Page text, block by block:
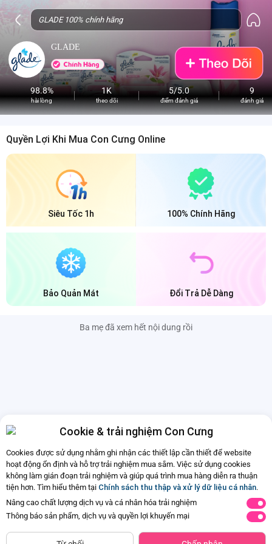
GLADE
98.8%
hài lòng
1K
theo dõi
5/5.0
điểm đánh giá
9
đánh giá
Quyền Lợi Khi Mua Con Cưng Online
Siêu Tốc 1h 100% Chính Hãng
Bảo Quản Mát Đổi Trả Dễ Dàng
Ba mẹ đã xem hết nội dung rồi
Cookie & trải nghiệm Con Cưng
Cookies được sử dụng nhằm ghi nhận các thiết lập cần thiết để website
hoạt động ổn định và hỗ trợ trải nghiệm mua sắm. Việc sử dụng cookies
không làm gián đoạn trải nghiệm và giúp quá trình mua hàng diễn ra thuận
tiện hơn. Tìm hiểu thêm tại Chính sách thu thập và xử lý dữ liệu cá nhân.
Nâng cao chất lượng dịch vụ và cá nhân hóa trải nghiệm
Thông báo sản phẩm, dịch vụ và quyền lợi khuyến mại